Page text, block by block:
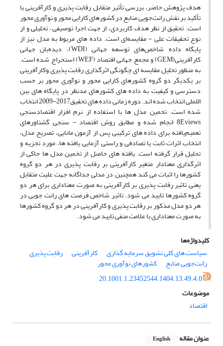
هدف پژوهش حاضر، بررسی تأثیر متقابل رقابت پذیری و کارآفرینی با
تأکید بر نقش رانت‌جویی منابع در کشورهای کارایی محور و نوآوری محور
است. تحقیق از نظر هدف کاربردی، از جهت اجرا توصیفی – تحلیلی و از
نوع تحقیقات علی - مقایسه‌ای است. داده های مربوط به مدل نیز از
پایگاه داده شاخص‌های توسعه جهانی (WDI)، دیده‌بان جهانی
کارآفرینی(GEM) و مجمع جهانی اقتصاد (WEF) استخراج شده است.
به منظور تحلیل مقایسه ای چگونگی اثرگذاری رقابت پذیری وکارآفرینی
بر یکدیگر دو گروه کشورهای کارایی محور و نوآوری محور بر حسب
دسترسی و کیفیت به داده های کشورهای مدنظر در پایگاه های بین
اللملی انتخاب شده اند. دوره زمانی داده های تحقیق2017-2009 انتخاب
شده است. تخمین مدل ها با استفاده از نرم افزار اقتصادسنجی
8Eviews انجام شده و مطابق روش اقتصاد - سنجی گشتاورهای
تعمیم‌یافته برای داده های ترکیبی پس از آزمون مانایی، تصریح مدل،
انتخاب اثرات ثابت یا تصادفی و راستی آزمایی یافته ها، مورد تجزیه و
تحلیل قرار گرفته است. یافته های حاصل از تخمین مدل ها حاکی از
اثرگذاری معنادار متغیر کارآفرینی بر رقابت پذیری در هر دو گروه
کشورها را اثبات می کند همچنین در مدلی جداگانه جهت علیت متقابل
یعنی تاثیر رقابت پذیری بر کارآفرینی به صورت معناداری برای هر دو
گروه کشورها تایید می شود. تاثیر شاخص فرصت های رانت جویی در
هر دو مدل مذکور بر رقابت پذیری و کارآفرینی در هر دو گروه کشورها
به صورت معناداری با علامت منفی تایید می شود.
کلیدواژه‌ها
سیاست های کلی تشویق سرمایه گذاری
کارآفرینی رقابت پذیری
رانت‌جویی منابع
کشورهای نوآوری محور
20.1001.1.23452544.1404.13.49.4.0
موضوعات
اقتصاد
عنوان مقاله English